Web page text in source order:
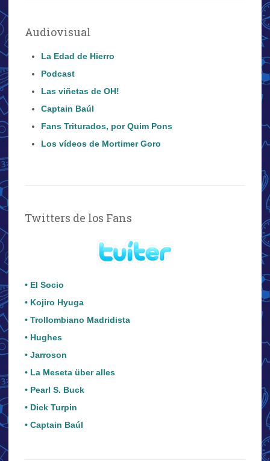
Audiovisual
La Edad de Hierro
Podcast
Las viñetas de OH!
Captain Baúl
Fans Triturados, por Quim Pons
Los vídeos de Mortimer Goro
Twitters de los Fans
• El Socio
• Kojiro Hyuga
• Trollombiano Madridista
• Hughes
• Jarroson
• La Meseta über alles
• Pearl S. Buck
• Dick Turpin
• Captain Baúl